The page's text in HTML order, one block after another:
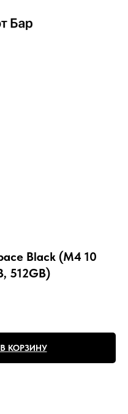
Black (M4 10
512GB)
В КОРЗИНУ